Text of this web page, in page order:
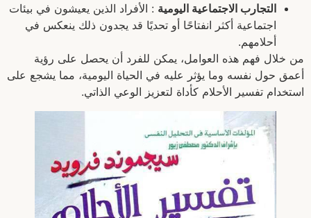
التجارب الاجتماعية اليومية : الأفراد الذين يعيشون في بيئات
اجتماعية أكثر انفتاحًا أو تحديًا قد يجدون ذلك ينعكس في
أحلامهم.
من خلال فهم هذه العوامل، يمكن للفرد أن يحصل على رؤية
أعمق حول نفسه وما يؤثر عليه في الحياة اليومية، مما يشجع على
استخدام تفسير الأحلام كأداة لتعزيز الوعي الذاتي.